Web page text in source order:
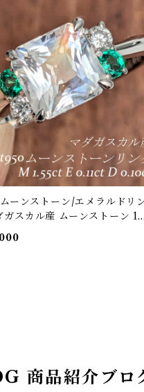
ーンストーン/エメラルドリ
ガスカル産 ムーンストーン
ラルド 0.11ct ダイヤモンド 0.
】
商品紹介ブロ